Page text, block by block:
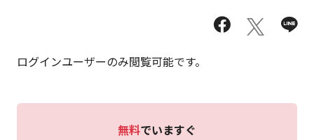
ログインユーザーのみ閲覧可能です。
無料でいますぐ